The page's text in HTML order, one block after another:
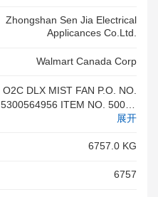
Zhongshan Sen Jia Electrical
Applicances Co.ltd.
Walmart Canada Corp
O2C DLX MIST FAN P.O. NO.
5300564956 ITEM NO. 50083
381 HTS CODE: PURCHASE
6 8414590091 DESTINATION:
OR DECLARE: NO WOOD PA
展开
6757.0 KG
6757